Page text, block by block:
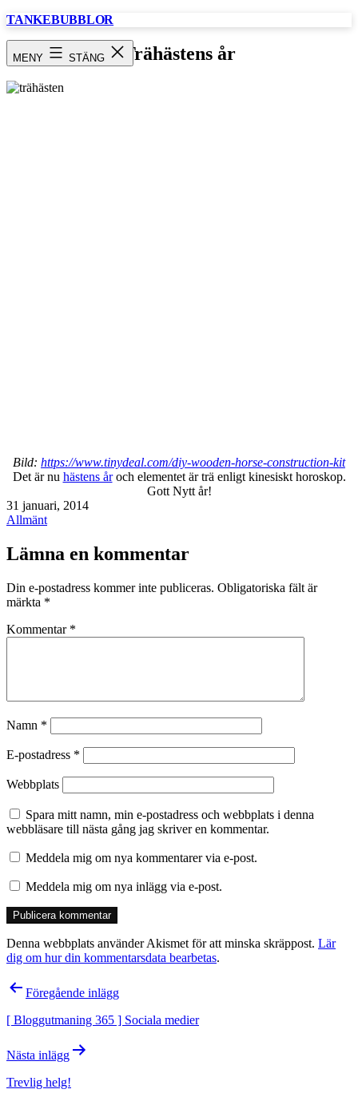
Hoppa
TANKEBUBBLOR
MENY STÄNG Trähästens år
Bild: https://www.tinydeal.com/diy-wooden-horse-construction-kit
Det är nu hästens åroch elementet är trä enligt kinesiskt horoskop.
Gott Nytt år!
Publicerat
den
31 januari, 2014
Kategoriserat
Allmänt
Lämna en kommentar
Din e-postadress kommer inte publiceras. Obligatoriska fält är
märkta *
Kommentar *
Namn *
E-postadress *
Webbplats
Spara mitt namn, min e-postadress och webbplats i denna
webbläsare till nästa gång jag skriver en kommentar.
Meddela mig om nya kommentarer via e-post.
Meddela mig om nya inlägg via e-post.
Denna webbplats använder Akismet för att minska skräppost. Lär
dig om hur din kommentarsdata bearbetas.
Inläggsnavigering
Föregående inlägg
[ Bloggutmaning 365 ] Sociala medier
Nästa inlägg
Trevlig helg!